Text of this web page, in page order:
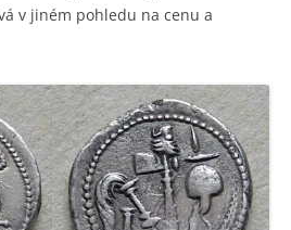
v jiném pohledu na cenu a